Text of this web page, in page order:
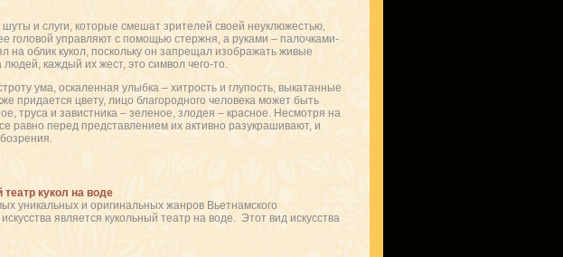
и слуги, которые смешат зрителей своей неуклюжестью,
головой управляют с помощью стержня, а руками – палочками-
на облик кукол, поскольку он запрещал изображать живые
каждый их жест, это символ чего-то.
ума, оскаленная улыбка – хитрость и глупость, выкатанные
придается цвету, лицо благородного человека может быть
труса и завистника – зеленое, злодея – красное. Несмотря на
равно перед представлением их активно разукрашивают, и
театр кукол на воде
уникальных и оригинальных жанров Вьетнамского
является кукольный театр на воде. Этот вид искусства